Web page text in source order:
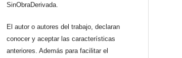
SinObraDerivada.
El autor o autores del trabajo, declaran
conocer y aceptar las características
anteriores. Además para facilitar el